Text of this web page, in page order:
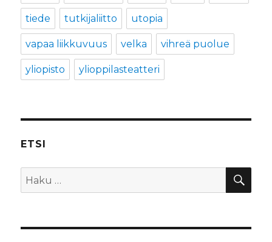
tiede tutkijaliitto utopia
vapaa liikkuvuus velka vihreä puolue
yliopisto ylioppilasteatteri
ETSI
Etsi: